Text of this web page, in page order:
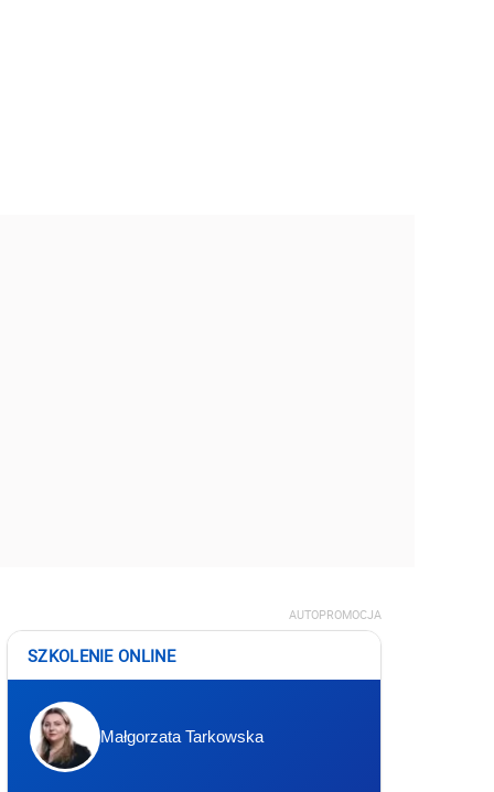
AUTOPROMOCJA
SZKOLENIE ONLINE
Małgorzata Tarkowska